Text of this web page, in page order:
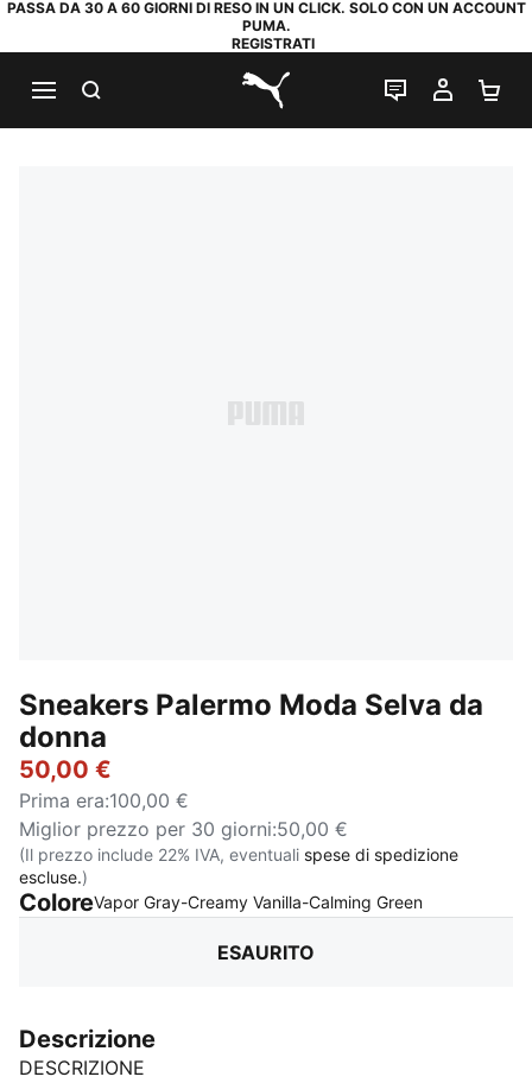
PASSA DA 30 A 60 GIORNI DI RESO IN UN CLICK. SOLO CON UN ACCOUNT
PUMA.
REGISTRATI
PUMA.com
CHAT IL MIO
Sneakers Palermo Moda Selva da
donna
50,00 €
Prima era:100,00 €
Miglior prezzo per 30 giorni:50,00 €
(Il prezzo include 22% IVA, eventuali spese di spedizione
escluse.)
ColoreVapor Gray-Creamy Vanilla-Calming Green:
ESAURITO
Descrizione
DESCRIZIONE